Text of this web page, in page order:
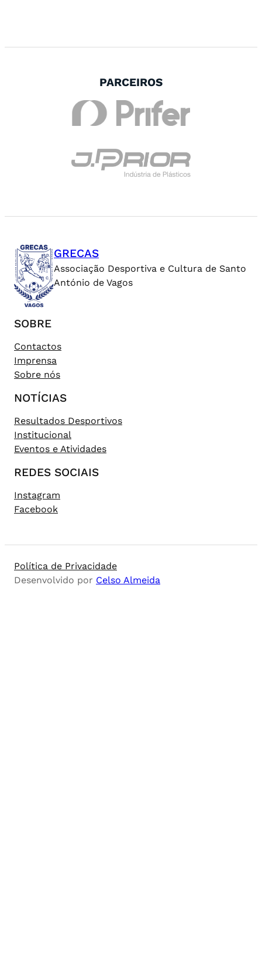
PARCEIROS
GRECAS
Associação Desportiva e Cultura de Santo
António de Vagos
SOBRE
Contactos
Imprensa
Sobre nós
NOTÍCIAS
Resultados Desportivos
Institucional
Eventos e Atividades
REDES SOCIAIS
Instagram
Facebook
Política de Privacidade
Desenvolvido por Celso Almeida